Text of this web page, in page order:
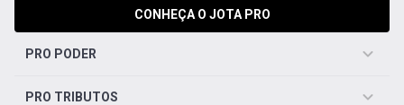
CONHEÇA O JOTA PRO
PRO PODER
PRO TRIBUTOS